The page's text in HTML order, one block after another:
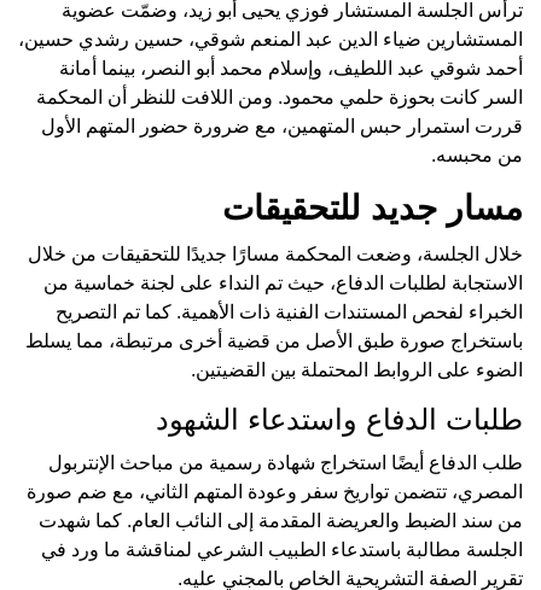
ترأس الجلسة المستشار فوزي يحيى أبو زيد، وضمّت عضوية
المستشارين ضياء الدين عبد المنعم شوقي، حسين رشدي حسين،
أحمد شوقي عبد اللطيف، وإسلام محمد أبو النصر، بينما أمانة
السر كانت بحوزة حلمي محمود. ومن اللافت للنظر أن المحكمة
قررت استمرار حبس المتهمين، مع ضرورة حضور المتهم الأول
من محبسه.
مسار جديد للتحقيقات
خلال الجلسة، وضعت المحكمة مسارًا جديدًا للتحقيقات من خلال
الاستجابة لطلبات الدفاع، حيث تم النداء على لجنة خماسية من
الخبراء لفحص المستندات الفنية ذات الأهمية. كما تم التصريح
باستخراج صورة طبق الأصل من قضية أخرى مرتبطة، مما يسلط
الضوء على الروابط المحتملة بين القضيتين.
طلبات الدفاع واستدعاء الشهود
طلب الدفاع أيضًا استخراج شهادة رسمية من مباحث الإنتربول
المصري، تتضمن تواريخ سفر وعودة المتهم الثاني، مع ضم صورة
من سند الضبط والعريضة المقدمة إلى النائب العام. كما شهدت
الجلسة مطالبة باستدعاء الطبيب الشرعي لمناقشة ما ورد في
تقرير الصفة التشريحية الخاص بالمجني عليه.